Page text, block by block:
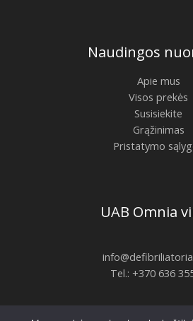
Naudingos
Apie mus
Visos prekės
Susisiekite
Grąžinimas
Pristatymo
UAB Omnia
Tel.: +370 636